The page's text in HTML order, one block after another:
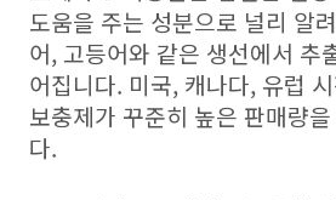
도움을 주는 성분으로 널리 알
어, 고등어와 같은 생선에서 추
어집니다. 미국, 캐나다, 유럽
보충제가 꾸준히 높은 판매량
다.